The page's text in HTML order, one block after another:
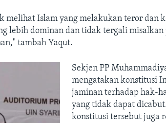
melihat Islam yang melakukan teror dan
lebih dominan dan tidak tergali misalkan
tambah Yaqut.
Sekjen PP
mengatakan konstitusi
jaminan terhadap hak-
yang tidak dapat
konstitusi tersebut juga